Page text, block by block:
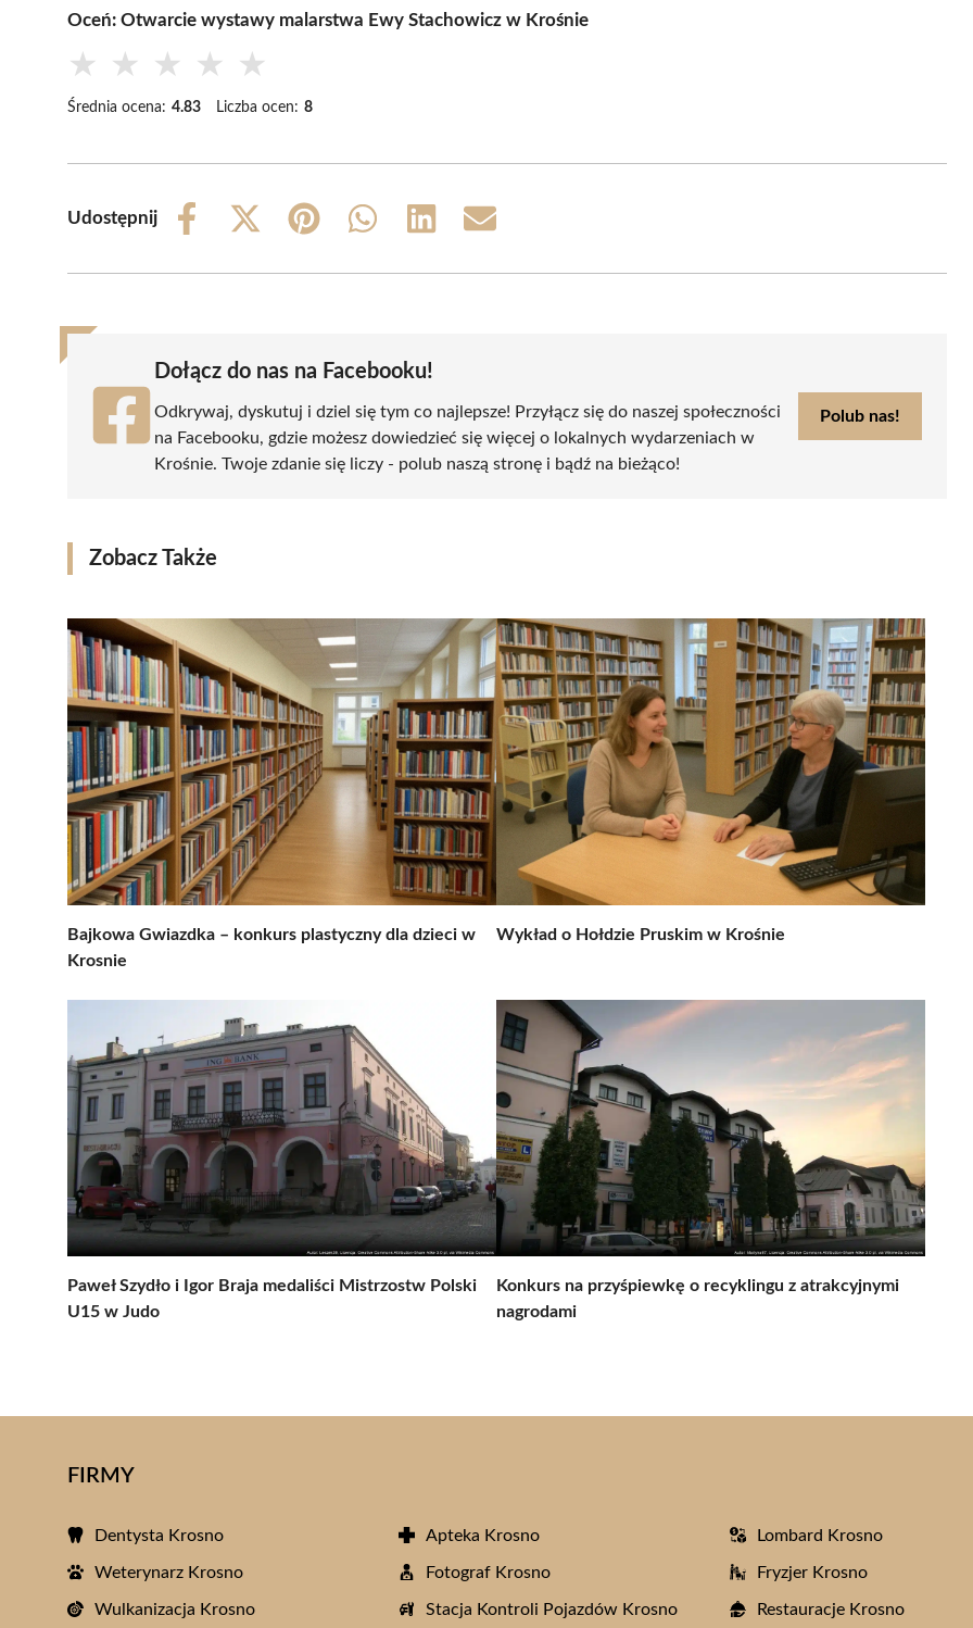
Oceń: Otwarcie wystawy malarstwa Ewy Stachowicz w Krośnie
★ ★ ★ ★ ★
Średnia ocena: 4.83 Liczba ocen: 8
Udostępnij
Share
Share
(Twitter)
Share
Share
Share
Share
Dołącz do nas na Facebooku!
Odkrywaj, dyskutuj i dziel się tym co najlepsze! Przyłącz się do naszej społeczności
na Facebooku, gdzie możesz dowiedzieć się więcej o lokalnych wydarzeniach w
Krośnie. Twoje zdanie się liczy - polub naszą stronę i bądź na bieżąco!
Polub nas!
Zobacz Także
Bajkowa Gwiazdka – konkurs plastyczny dla dzieci w
Krosnie
Wykład o Hołdzie Pruskim w Krośnie
Paweł Szydło i Igor Braja medaliści Mistrzostw Polski
U15 w Judo
Konkurs na przyśpiewkę o recyklingu z atrakcyjnymi
nagrodami
FIRMY
Dentysta Krosno Apteka Krosno Lombard Krosno
Weterynarz Krosno Fotograf Krosno Fryzjer Krosno
Wulkanizacja Krosno Stacja Kontroli Pojazdów Krosno Restauracje Krosno